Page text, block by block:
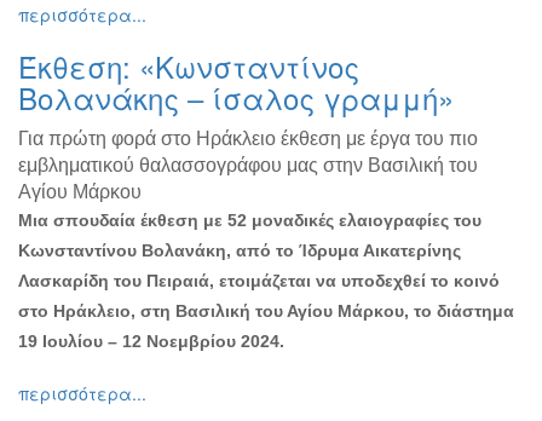
Χορός
Παζάρι
Ειδών
Συνέδρια
Ημερίδες
Διημερίδες
Σεμινάρια-
Διαλέξεις-
Ομιλίες
Διάφορες
περισσότερα...
Έκθεση: «Κωνσταντίνος
Βολανάκης – ίσαλος γραμμή»
Για πρώτη φορά στο Ηράκλειο έκθεση με έργα του πιο
εμβληματικού θαλασσογράφου μας στην Βασιλική του
Αγίου Μάρκου
Μια σπουδαία έκθεση με 52 μοναδικές ελαιογραφίες του
Κωνσταντίνου Βολανάκη, από το Ίδρυμα Αικατερίνης
Λασκαρίδη του Πειραιά, ετοιμάζεται να υποδεχθεί το κοινό
στο Ηράκλειο, στη Βασιλική του Αγίου Μάρκου, το διάστημα
19 Ιουλίου – 12 Νοεμβρίου 2024.
περισσότερα...